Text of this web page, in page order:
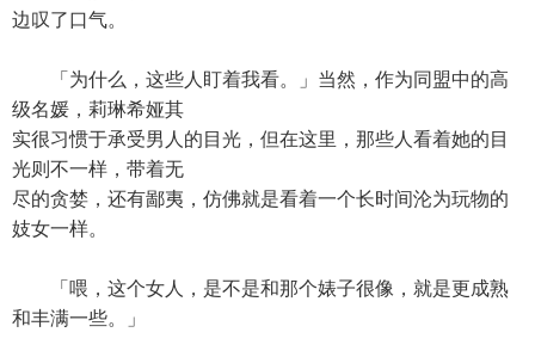
边叹了口气。
「为什么，这些人盯着我看。」当然，作为同盟中的高
级名媛，莉琳希娅其
实很习惯于承受男人的目光，但在这里，那些人看着她的目
光则不一样，带着无
尽的贪婪，还有鄙夷，仿佛就是看着一个长时间沦为玩物的
妓女一样。
「喂，这个女人，是不是和那个婊子很像，就是更成熟
和丰满一些。」